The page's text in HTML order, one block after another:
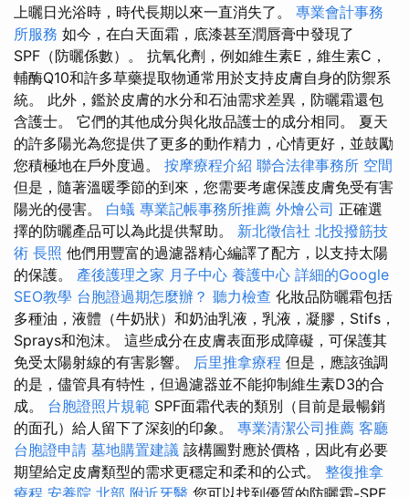
上曬日光浴時，時代長期以來一直消失了。 專業會計事務
所服務 如今，在白天面霜，底漆甚至潤唇膏中發現了
SPF（防曬係數）。 抗氧化劑，例如維生素E，維生素C，
輔酶Q10和許多草藥提取物通常用於支持皮膚自身的防禦系
統。 此外，鑑於皮膚的水分和石油需求差異，防曬霜還包
含護士。 它們的其他成分與化妝品護士的成分相同。 夏天
的許多陽光為您提供了更多的動作精力，心情更好，並鼓勵
您積極地在戶外度過。 按摩療程介紹 聯合法律事務所 空間
但是，隨著溫暖季節的到來，您需要考慮保護皮膚免受有害
陽光的侵害。 白蟻 專業記帳事務所推薦 外燴公司 正確選
擇的防曬產品可以為此提供幫助。 新北徵信社 北投撥筋技
術 長照 他們用豐富的過濾器精心編譯了配方，以支持太陽
的保護。 產後護理之家 月子中心 養護中心 詳細的Google
SEO教學 台胞證過期怎麼辦？ 聽力檢查 化妝品防曬霜包括
多種油，液體（牛奶狀）和奶油乳液，乳液，凝膠，Stifs，
Sprays和泡沫。 這些成分在皮膚表面形成障礙，可保護其
免受太陽射線的有害影響。 后里推拿療程 但是，應該強調
的是，儘管具有特性，但過濾器並不能抑制維生素D3的合
成。 台胞證照片規範 SPF面霜代表的類別（目前是最暢銷
的面孔）給人留下了深刻的印象。 專業清潔公司推薦 客廳
台胞證申請 墓地購置建議 該構圖對應於價格，因此有必要
期望給定皮膚類型的需求更穩定和柔和的公式。 整復推拿
療程 安養院 北部 附近牙醫 您可以找到優質的防曬霜-SPF